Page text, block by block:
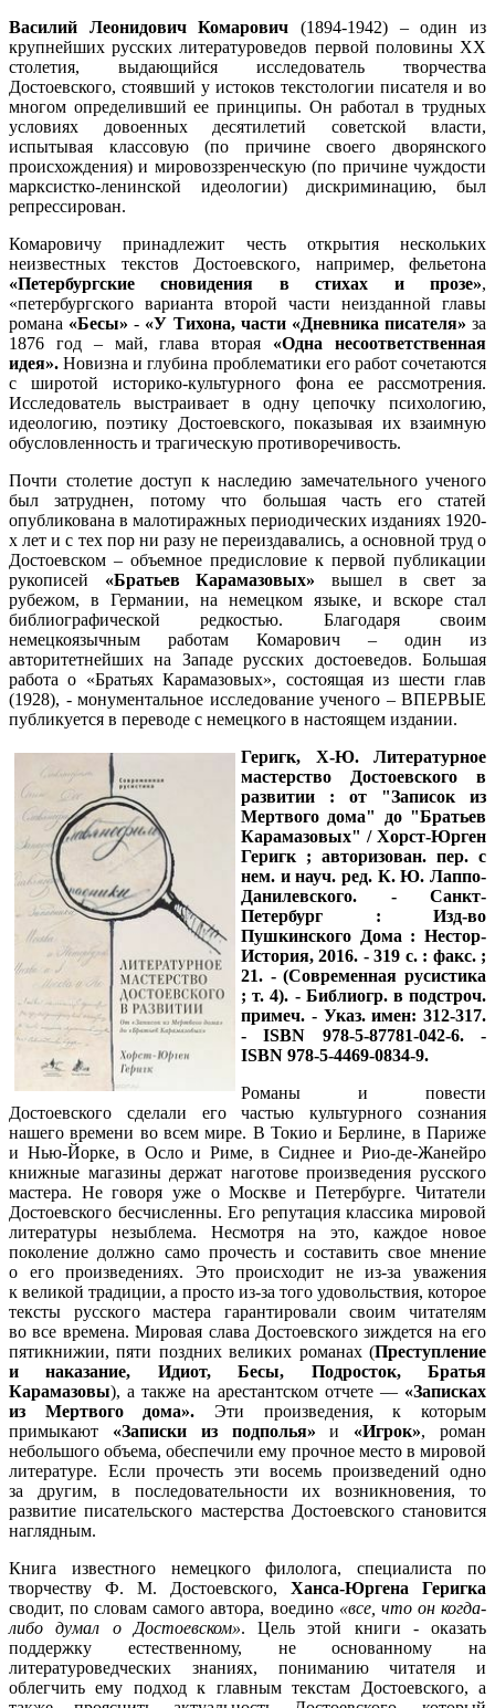
Василий Леонидович Комарович (1894-1942) – один из
крупнейших русских литературоведов первой половины XX
столетия, выдающийся исследователь творчества
Достоевского, стоявший у истоков текстологии писателя и во
многом определивший ее принципы. Он работал в трудных
условиях довоенных десятилетий советской власти,
испытывая классовую (по причине своего дворянского
происхождения) и мировоззренческую (по причине чуждости
марксистко-ленинской идеологии) дискриминацию, был
репрессирован.
Комаровичу принадлежит честь открытия нескольких
неизвестных текстов Достоевского, например, фельетона
«Петербургские сновидения в стихах и прозе»,
«петербургского варианта второй части неизданной главы
романа «Бесы» - «У Тихона, части «Дневника писателя» за
1876 год – май, глава вторая «Одна несоответственная
идея». Новизна и глубина проблематики его работ сочетаются
с широтой историко-культурного фона ее рассмотрения.
Исследователь выстраивает в одну цепочку психологию,
идеологию, поэтику Достоевского, показывая их взаимную
обусловленность и трагическую противоречивость.
Почти столетие доступ к наследию замечательного ученого
был затруднен, потому что большая часть его статей
опубликована в малотиражных периодических изданиях 1920-
х лет и с тех пор ни разу не переиздавались, а основной труд о
Достоевском – объемное предисловие к первой публикации
рукописей «Братьев Карамазовых» вышел в свет за
рубежом, в Германии, на немецком языке, и вскоре стал
библиографической редкостью. Благодаря своим
немецкоязычным работам Комарович – один из
авторитетнейших на Западе русских достоеведов. Большая
работа о «Братьях Карамазовых», состоящая из шести глав
(1928), - монументальное исследование ученого – ВПЕРВЫЕ
публикуется в переводе с немецкого в настоящем издании.
Геригк, Х-Ю. Литературное
мастерство Достоевского в
развитии : от "Записок из
Мертвого дома" до "Братьев
Карамазовых" / Хорст-Юрген
Геригк ; авторизован. пер. с
нем. и науч. ред. К. Ю. Лаппо-
Данилевского. - Санкт-
Петербург : Изд-во
Пушкинского Дома : Нестор-
История, 2016. - 319 с. : факс. ;
21. - (Современная русистика
; т. 4). - Библиогр. в подстроч.
примеч. - Указ. имен: 312-317.
- ISBN 978-5-87781-042-6. -
ISBN 978-5-4469-0834-9.
Романы и повести
Достоевского сделали его частью культурного сознания
нашего времени во всем мире. В Токио и Берлине, в Париже
и Нью-Йорке, в Осло и Риме, в Сиднее и Рио-де-Жанейро
книжные магазины держат наготове произведения русского
мастера. Не говоря уже о Москве и Петербурге. Читатели
Достоевского бесчисленны. Его репутация классика мировой
литературы незыблема. Несмотря на это, каждое новое
поколение должно само прочесть и составить свое мнение
о его произведениях. Это происходит не из-за уважения
к великой традиции, а просто из-за того удовольствия, которое
тексты русского мастера гарантировали своим читателям
во все времена. Мировая слава Достоевского зиждется на его
пятикнижии, пяти поздних великих романах (Преступление
и наказание, Идиот, Бесы, Подросток, Братья
Карамазовы), а также на арестантском отчете — «Записках
из Мертвого дома». Эти произведения, к которым
примыкают «Записки из подполья» и «Игрок», роман
небольшого объема, обеспечили ему прочное место в мировой
литературе. Если прочесть эти восемь произведений одно
за другим, в последовательности их возникновения, то
развитие писательского мастерства Достоевского становится
наглядным.
Книга известного немецкого филолога, специалиста по
творчеству Ф. М. Достоевского, Ханса-Юргена Геригка
сводит, по словам самого автора, воедино «все, что он когда-
либо думал о Достоевском». Цель этой книги - оказать
поддержку естественному, не основанному на
литературоведческих знаниях, пониманию читателя и
облегчить ему подход к главным текстам Достоевского, а